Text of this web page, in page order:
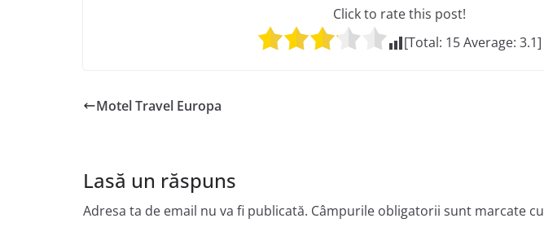
Click to rate this post!
[Total: 15Average: 3.1]
Motel Travel Europa
Lasă un răspuns
Adresa ta de email nu va fi publicată. Câmpurile obligatorii sunt marcate cu